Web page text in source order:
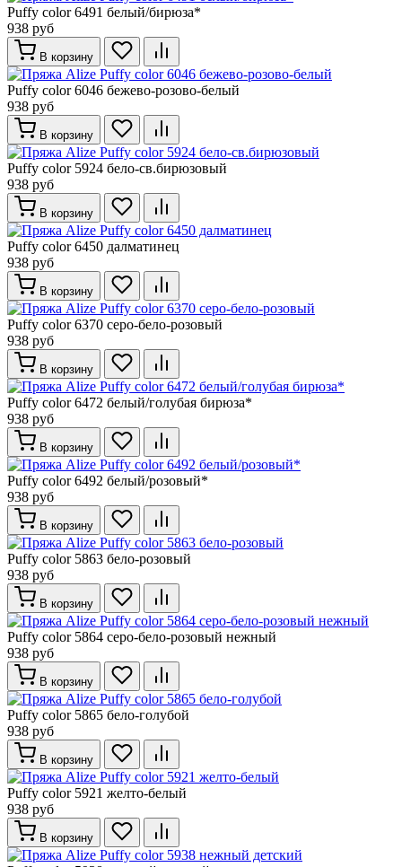
Puffy color 6491 белый/бирюза*
938 руб
В корзину
Puffy color 6046 бежево-розово-белый
938 руб
В корзину
Puffy color 5924 бело-св.бирюзовый
938 руб
В корзину
Puffy color 6450 далматинец
938 руб
В корзину
Puffy color 6370 серо-бело-розовый
938 руб
В корзину
Puffy color 6472 белый/голубая бирюза*
938 руб
В корзину
Puffy color 6492 белый/розовый*
938 руб
В корзину
Puffy color 5863 бело-розовый
938 руб
В корзину
Puffy color 5864 серо-бело-розовый нежный
938 руб
В корзину
Puffy color 5865 бело-голубой
938 руб
В корзину
Puffy color 5921 желто-белый
938 руб
В корзину